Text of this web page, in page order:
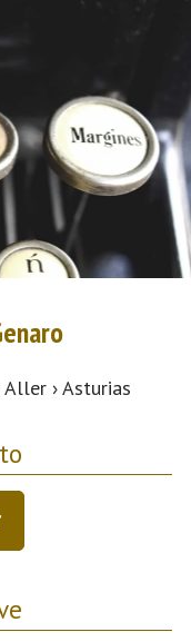
Aller › Asturias